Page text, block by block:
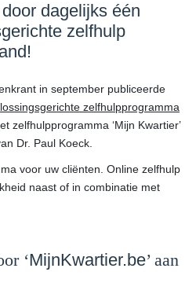
dagelijks één
zelfhulp
in september publiceerde
zelfhulpprogramma
zelfhulpprogramma ‘Mijn Kwartier’
Dr. Paul Koeck.
voor uw cliënten. Online zelfhulp
naast of in combinatie met
‘MijnKwartier.be’ aan